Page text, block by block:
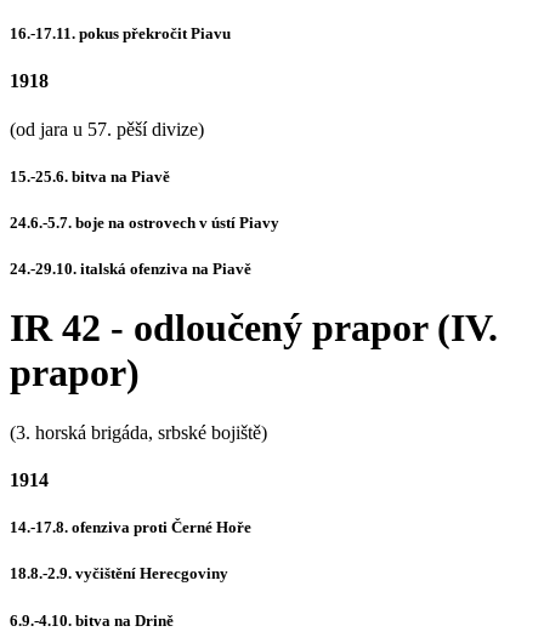
16.-17.11. pokus překročit Piavu
1918
(od jara u 57. pěší divize)
15.-25.6. bitva na Piavě
24.6.-5.7. boje na ostrovech v ústí Piavy
24.-29.10. italská ofenziva na Piavě
IR 42 - odloučený prapor (IV.
prapor)
(3. horská brigáda, srbské bojiště)
1914
14.-17.8. ofenziva proti Černé Hoře
18.8.-2.9. vyčištění Herecgoviny
6.9.-4.10. bitva na Drině